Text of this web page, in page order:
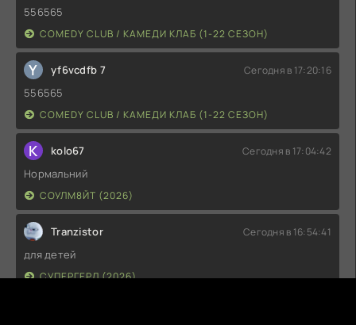
556565
COMEDY CLUB / КАМЕДИ КЛАБ (1-22 СЕЗОН)
Y yf6vcdfb 7 Сегодня в 17:20:16
556565
COMEDY CLUB / КАМЕДИ КЛАБ (1-22 СЕЗОН)
K kolo67 Сегодня в 17:04:42
Нормальний
СОУЛМ8ЙТ (2026)
Tranzistor Сегодня в 16:54:41
для детей
СУПЕРГЕРЛ (2026)